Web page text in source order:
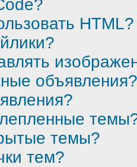
HTML?
объявления?
темы?
тем?